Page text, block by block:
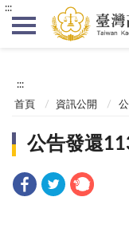
:::
:::
首頁 資訊公開
公告發還